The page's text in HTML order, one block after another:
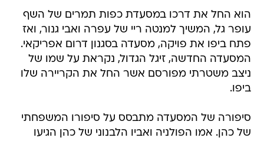
הוא החל את דרכו במסעדת כפות תמרים של השף
עופר גל, המשיך למנטה ריי של עפרה ואבי גנור, ואז
פתח ביפו את פויקה, מסעדה בסגנון דרום אפריקאי.
המסעדה החדשה, זיגל הגדול, נקראת על שמו של
ניצב משטרתי מפורסם אשר החל את הקריירה שלו
ביפו.
סיפורה של המסעדה מתבסס על סיפורו המשפחתי
של כהן. אמו הפולניה ואביו הלבנוני של כהן הגיעו